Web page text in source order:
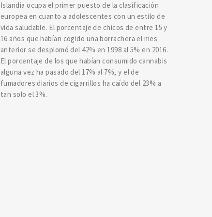
Islandia ocupa el primer puesto de la clasificación
europea en cuanto a adolescentes con un estilo de
vida saludable. El porcentaje de chicos de entre 15 y
16 años que habían cogido una borrachera el mes
anterior se desplomó del 42% en 1998 al 5% en 2016.
El porcentaje de los que habían consumido cannabis
alguna vez ha pasado del 17% al 7%, y el de
fumadores diarios de cigarrillos ha caído del 23% a
tan solo el 3%.